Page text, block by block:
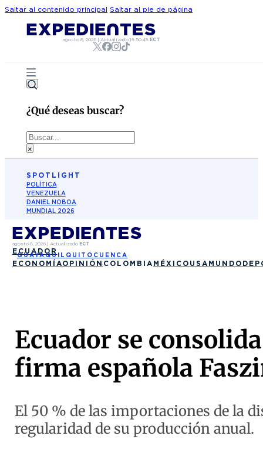
Saltar al contenido principal Saltar al pie de página
agosto 8, 2026 |Actualizado19:50:49 ECT
¿Qué deseas buscar?
Buscar
×
SPOTLIGHT
POLÍTICA
VENEZUELA
DANIEL NOBOA
MUNDIAL 2026
agosto 8, 2026| Actualizado ECT
ECUADOR
GUAYAQUIL QUITO CUENCA
ECONOMÍAOPINIÓN COLOMBIA MÉXICO USA MUNDO
Ecuador se
firma española
El 50 % de las importaciones de la
regularidad de su producción anual.